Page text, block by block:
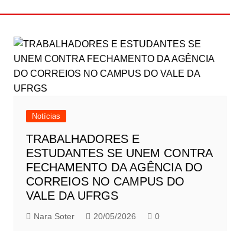
Notícias
TRABALHADORES E
ESTUDANTES SE UNEM CONTRA
FECHAMENTO DA AGÊNCIA DO
CORREIOS NO CAMPUS DO
VALE DA UFRGS
Nara Soter 20/05/2026 0